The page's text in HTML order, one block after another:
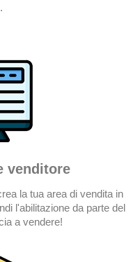
venditore
la tua area di vendita in
l'abilitazione da parte del
a vendere!